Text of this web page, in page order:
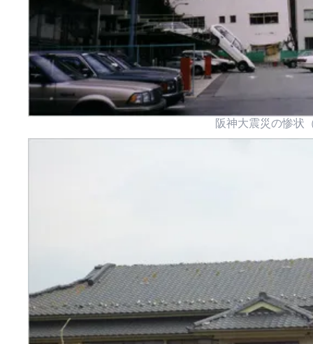
阪神大震災の惨状